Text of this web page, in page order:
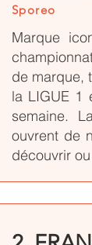
Sporeo
Marque
de marque,
la LIGUE 1
semaine.
ouvrent de
découvrir